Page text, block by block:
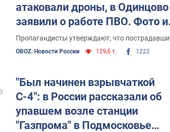
атаковали дроны, в Одинцово
заявили о работе ПВО. Фото и
видео
Пропагандисты утверждают, что
OBOZ. Новости России 129,6 т. 1222
"Был начинен взрывчаткой
С-4": в России рассказали об
упавшем возле станции
"Газпрома" в Подмосковье